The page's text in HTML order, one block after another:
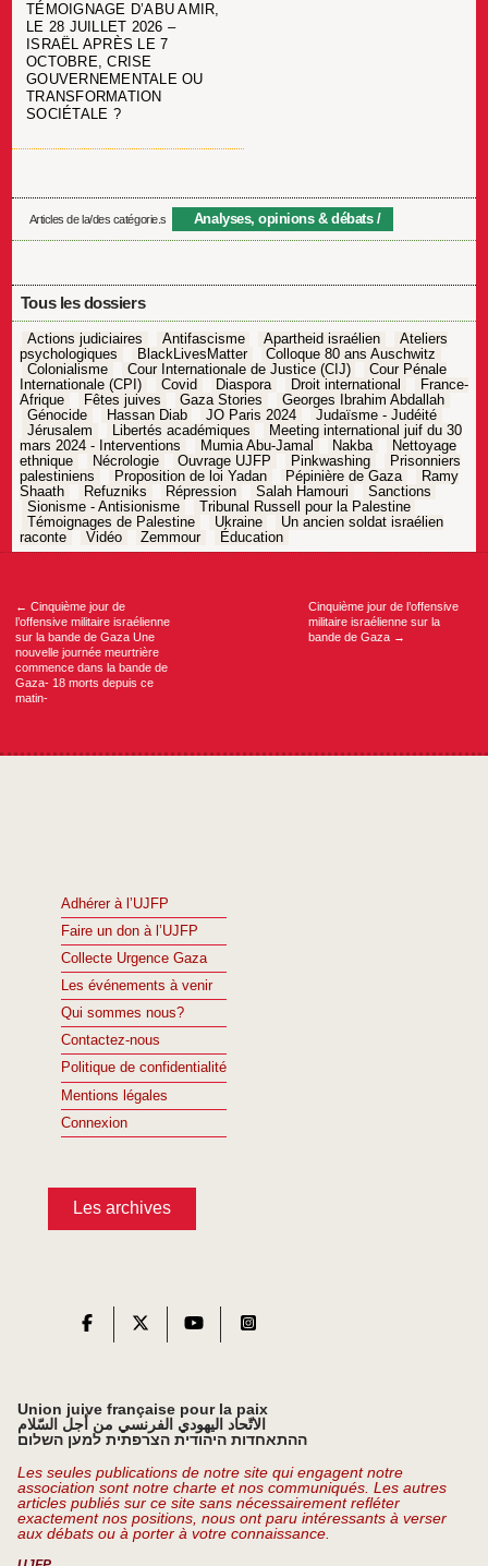
TÉMOIGNAGE D’ABU AMIR,
LE 28 JUILLET 2026 –
ISRAËL APRÈS LE 7
OCTOBRE, CRISE
GOUVERNEMENTALE OU
TRANSFORMATION
SOCIÉTALE ?
Articles de la/des catégorie.s Analyses, opinions & débats
Tous les dossiers
Actions judiciaires Antifascisme Apartheid israélien
Ateliers
psychologiques
BlackLivesMatter
Colloque 80 ans Auschwitz
Colonialisme
Cour Internationale de Justice (CIJ)
Cour Pénale
Internationale (CPI)
Covid Diaspora Droit international
France-
Afrique
Fêtes juives Gaza Stories
Georges Ibrahim Abdallah
Génocide
Hassan Diab JO Paris 2024
Judaïsme - Judéité
Jérusalem
Libertés académiques
Meeting international juif du 30
mars 2024 - Interventions
Mumia Abu-Jamal Nakba
Nettoyage
ethnique
Nécrologie Ouvrage UJFP Pinkwashing
Prisonniers
palestiniens
Proposition de loi Yadan Pépinière de Gaza
Ramy
Shaath
Refuzniks Répression Salah Hamouri
Sanctions
Sionisme - Antisionisme
Tribunal Russell pour la Palestine
Témoignages de Palestine
Ukraine
Un ancien soldat israélien
raconte
Vidéo Zemmour Éducation
Navigation
← Cinquième jour de
l’offensive militaire israélienne
sur la bande de Gaza Une
nouvelle journée meurtrière
commence dans la bande de
Gaza- 18 morts depuis ce
matin-
Cinquième jour de l’offensive
militaire israélienne sur la
bande de Gaza →
Adhérer à l’UJFP
Faire un don à l’UJFP
Collecte Urgence Gaza
Les événements à venir
Qui sommes nous?
Contactez-nous
Politique de confidentialité
Mentions légales
Connexion
Les archives
Union juive française pour la paix
الاتّحاد اليهودي الفرنسي من أجل السّلام
ההתאחדות היהודית הצרפתית למען השלום
Les seules publications de notre site qui engagent notre
association sont notre charte et nos communiqués. Les autres
articles publiés sur ce site sans nécessairement refléter
exactement nos positions, nous ont paru intéressants à verser
aux débats ou à porter à votre connaissance.